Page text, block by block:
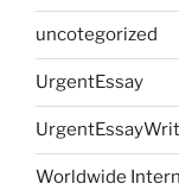
uncotegorized
UrgentEssay
Worldwide